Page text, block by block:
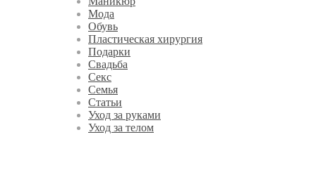
Мода
Обувь
Пластическая хирургия
Подарки
Свадьба
Секс
Семья
Статьи
Уход за руками
Уход за телом